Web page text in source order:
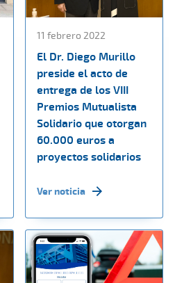
11 febrero 2022
El Dr. Diego Murillo
preside el acto de
entrega de los VIII
Premios Mutualista
Solidario que otorgan
60.000 euros a
proyectos solidarios
Ver noticia